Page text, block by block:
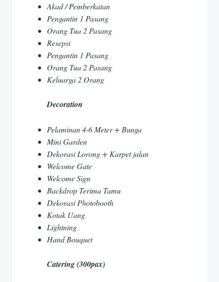
Akad / Pemberkatan
Pengantin 1 Pasang
Orang Tua 2 Pasang
Resepsi
Pengantin 1 Pasang
Orang Tua 2 Pasang
Keluarga 2 Orang
Decoration
Pelaminan 4-6 Meter + Bunga
Mini Garden
Dekorasi Lorong + Karpet jalan
Welcome Gate
Welcome Sign
Backdrop Terima Tamu
Dekorasi Photobooth
Kotak Uang
Lightning
Hand Bouquet
Catering (300pax)